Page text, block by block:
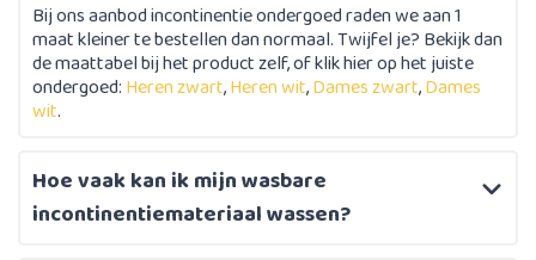
Bij ons aanbod incontinentie ondergoed raden we aan 1
maat kleiner te bestellen dan normaal. Twijfel je? Bekijk dan
de maattabel bij het product zelf, of klik hier op het juiste
ondergoed: Heren zwart,Heren wit,Dames zwart,Dames
wit.
Hoe vaak kan ik mijn wasbare
incontinentiemateriaal wassen?